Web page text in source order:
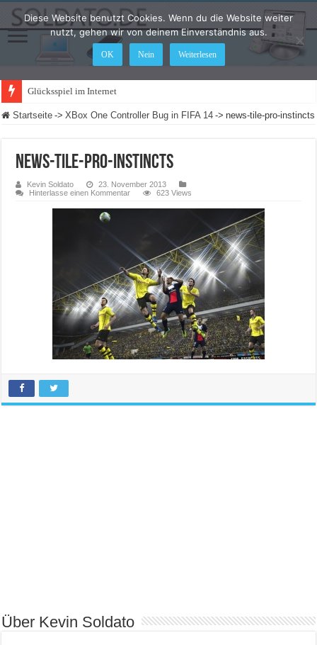
Glücksspiel im Internet: Was ändert sic
Startseite -> XBox One Controller Bug in FIFA 14 -> news-tile-pro-instincts
news-tile-pro-instincts
Kevin Soldato
23. November 2013
Hinterlasse einen Kommentar
623 Views
Über Kevin Soldato
Diese Website benutzt Cookies. Wenn du die Website weiter
nutzt, gehen wir von deinem Einverständnis aus.
OK Nein Weiterlesen